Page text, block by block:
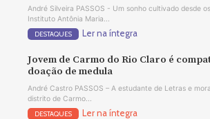
André Silveira PASSOS - Um sonho cultivado desde
Instituto Antônia Maria...
DESTAQUES Ler na íntegra
Jovem de Carmo do Rio Claro é
doação de medula
André Castro PASSOS – A estudante de Letras e
distrito de Carmo...
DESTAQUES Ler na íntegra